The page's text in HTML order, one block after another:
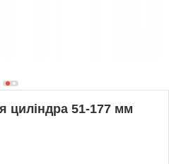
циліндра 51-177 мм